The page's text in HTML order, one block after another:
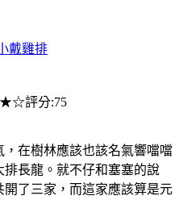
戴雞排
評分:75
在樹林應該也該名氣響噹噹
長龍。就不仔和塞塞的說
了三家，而這家應該算是元